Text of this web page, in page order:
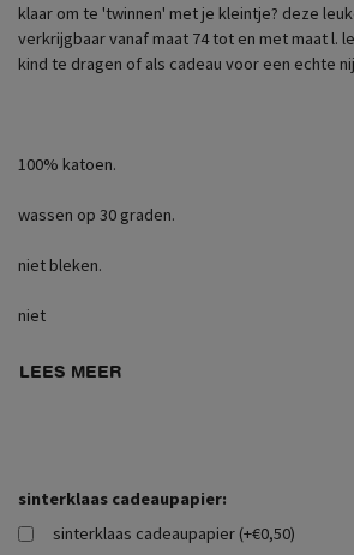
klaar om te 'twinnen' met je kleintje? deze
verkrijgbaar vanaf maat 74 tot en met maat l.
kind te dragen of als cadeau voor een echte
100% katoen.
wassen op 30 graden.
niet bleken.
niet
LEES MEER
sinterklaas cadeaupapier:
sinterklaas cadeaupapier (+€0,50)